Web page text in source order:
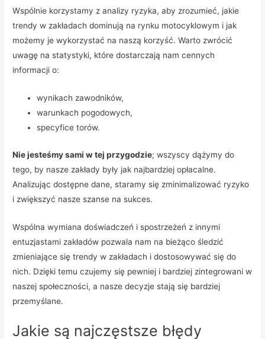
Wspólnie korzystamy z analizy ryzyka, aby zrozumieć, jakie
trendy w zakładach dominują na rynku motocyklowym i jak
możemy je wykorzystać na naszą korzyść. Warto zwrócić
uwagę na statystyki, które dostarczają nam cennych
informacji o:
wynikach zawodników,
warunkach pogodowych,
specyfice torów.
Nie jesteśmy sami w tej przygodzie; wszyscy dążymy do
tego, by nasze zakłady były jak najbardziej opłacalne.
Analizując dostępne dane, staramy się zminimalizować ryzyko
i zwiększyć nasze szanse na sukces.
Wspólna wymiana doświadczeń i spostrzeżeń z innymi
entuzjastami zakładów pozwala nam na bieżąco śledzić
zmieniające się trendy w zakładach i dostosowywać się do
nich. Dzięki temu czujemy się pewniej i bardziej zintegrowani w
naszej społeczności, a nasze decyzje stają się bardziej
przemyślane.
Jakie są najczęstsze błędy